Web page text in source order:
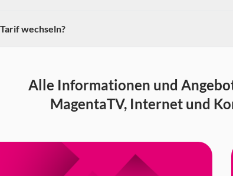
wechseln?
Alle Informationen und
MagentaTV, Internet und